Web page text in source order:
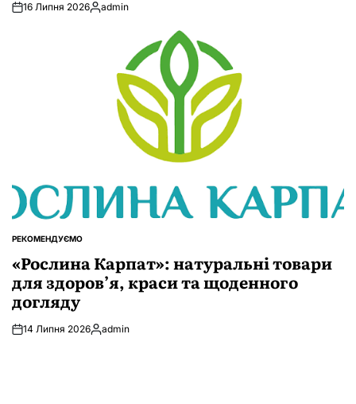
16 Липня 2026Опубліковано
admin
ОПУБЛІКУВАТИ
РЕКОМЕНДУЄМО
«Рослина Карпат»: натуральні товари
для здоров’я, краси та щоденного
догляду
14 Липня 2026Опубліковано
admin